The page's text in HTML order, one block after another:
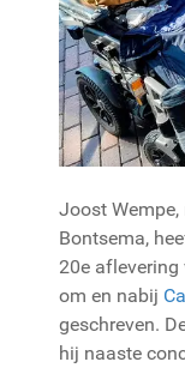
Joost
Bontsema,
20e
om en nabij
geschreven.
hij naaste